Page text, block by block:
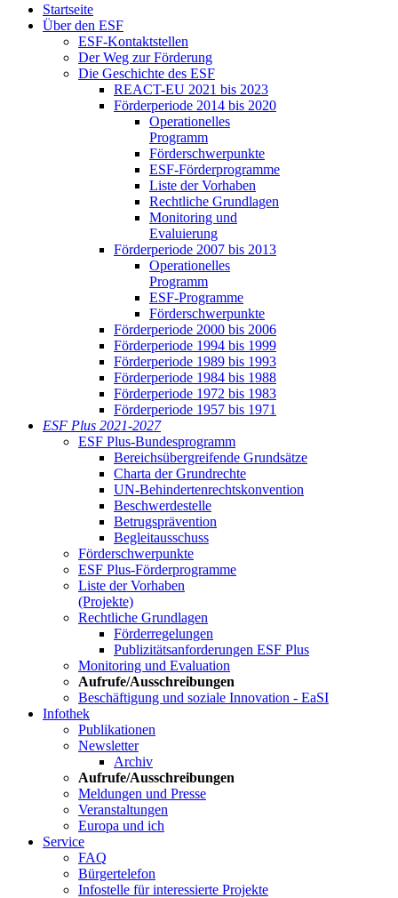
Start­sei­te
Über den ESF
ESF-Kon­takt­stel­len
Der Weg zur För­de­rung
Die Ge­schich­te des ESF
RE­ACT-EU 2021 bis 2023
För­der­pe­ri­ode 2014 bis 2020
Ope­ra­tio­nel­les
Pro­gramm
För­der­schwer­punk­te
ESF-För­der­pro­gram­me
Lis­te der Vor­ha­ben
Recht­li­che Grund­la­gen
Mo­ni­to­ring und
Eva­lu­ie­rung
För­der­pe­ri­ode 2007 bis 2013
Ope­ra­tio­nel­les
Pro­gramm
ESF-Pro­gram­me
För­der­schwer­punk­te
För­der­pe­ri­ode 2000 bis 2006
För­der­pe­ri­ode 1994 bis 1999
För­der­pe­ri­ode 1989 bis 1993
För­der­pe­ri­ode 1984 bis 1988
För­der­pe­ri­ode 1972 bis 1983
För­der­pe­ri­ode 1957 bis 1971
ESF Plus 2021-2027
ESF Plus-Bun­des­pro­gramm
Be­reichs­über­grei­fen­de Grund­sät­ze
Char­ta der Grund­rech­te
UN-Be­hin­der­ten­rechts­kon­ven­ti­on
Be­schwer­de­stel­le
Be­trugs­prä­ven­ti­on
Be­glei­taus­schuss
För­der­schwer­punk­te
ESF Plus-För­der­pro­gram­me
Lis­te der Vor­ha­ben
(Pro­jek­te)
Recht­li­che Grund­la­gen
För­der­re­ge­lun­gen
Pu­bli­zi­täts­an­for­de­run­gen ESF Plus
Mo­ni­to­ring und Eva­lua­ti­on
Auf­ru­fe/Aus­schrei­bun­gen
Be­schäf­ti­gung und so­zia­le In­no­va­ti­on - Ea­SI
In­fo­thek
Pu­bli­ka­tio­nen
Newslet­ter
Ar­chiv
Auf­ru­fe/Aus­schrei­bun­gen
Mel­dun­gen und Pres­se
Ver­an­stal­tun­gen
Eu­ro­pa und ich
Ser­vice
FAQ
Bür­ger­te­le­fon
In­fo­stel­le für in­ter­es­sier­te Pro­jek­te